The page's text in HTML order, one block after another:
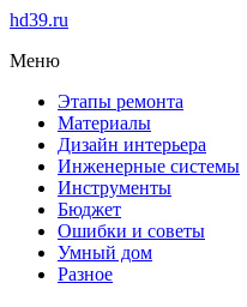
hd39.ru
Меню
Этапы ремонта
Материалы
Дизайн интерьера
Инженерные системы
Инструменты
Бюджет
Ошибки и советы
Умный дом
Разное